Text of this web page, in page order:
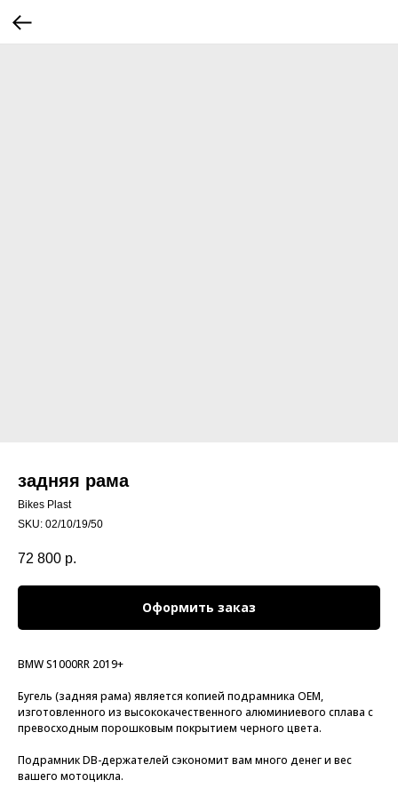
задняя рама
Bikes Plast
SKU: 02/10/19/50
72 800 р.
Оформить заказ
BMW S1000RR 2019+
Бугель (задняя рама) является копией подрамника OEM,
изготовленного из высококачественного алюминиевого сплава с
превосходным порошковым покрытием черного цвета.
Подрамник DB-держателей сэкономит вам много денег и вес
вашего мотоцикла.